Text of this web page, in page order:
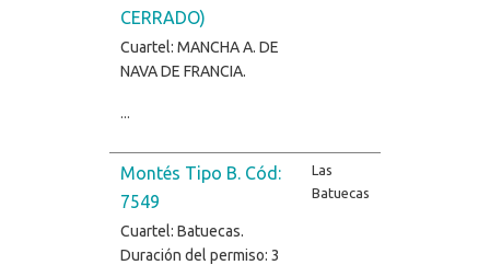
CERRADO)
Cuartel: MANCHA A. DE
NAVA DE FRANCIA.
Montés Tipo B. Cód:
7549
Cuartel: Batuecas.
Duración del permiso: 3
Las
Batuecas